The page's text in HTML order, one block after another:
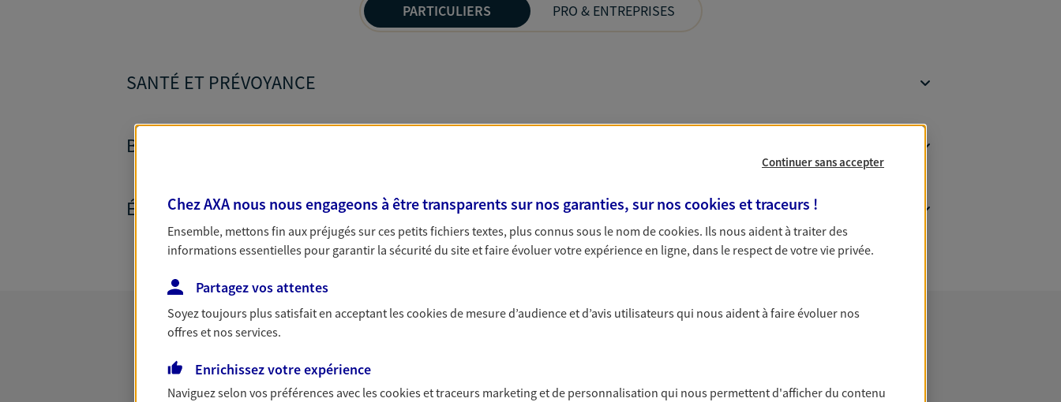
PARTICULIERS PRO & ENTREPRISES
SANTÉ ET PRÉVOYANCE
BANQUE ET CRÉDITS
ÉPARGNE ET RETRAITE
Continuer sans accepter
Chez AXA nous nous engageons à être transparents sur nos garanties, sur nos cookies et traceurs !
Ensemble, mettons fin aux préjugés sur ces petits fichiers textes, plus connus sous le nom decookies. Ils nous aident à traiter des
informations essentielles pour garantir la sécurité du site et faire évoluer votre expérience en ligne, dans le respect de votre vie privée.
Partagez vos attentes
Soyez toujours plus satisfait en acceptant lescookiesde mesure d’audience et d’avis utilisateurs qui nous aident à faire évoluer nos
offres et nos services.
Enrichissez votre expérience
Naviguez selon vos préférences avec lescookies et traceurs marketing et de personnalisation qui nous permettent d'afficher du contenu